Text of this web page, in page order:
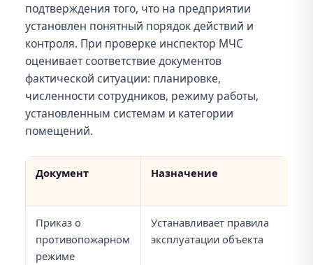
подтверждения того, что на предприятии
установлен понятный порядок действий и
контроля. При проверке инспектор МЧС
оценивает соответствие документов
фактической ситуации: планировке,
численности сотрудников, режиму работы,
установленным системам и категории
помещений.
Документ Назначение
Приказ о
противопожарном
режиме
Устанавливает правила
эксплуатации объекта